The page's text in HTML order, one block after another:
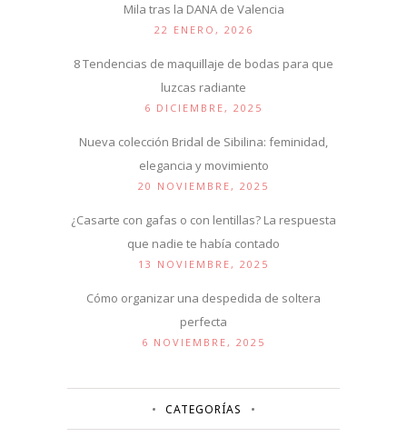
Mila tras la DANA de Valencia
22 ENERO, 2026
8 Tendencias de maquillaje de bodas para que
luzcas radiante
6 DICIEMBRE, 2025
Nueva colección Bridal de Sibilina: feminidad,
elegancia y movimiento
20 NOVIEMBRE, 2025
¿Casarte con gafas o con lentillas? La respuesta
que nadie te había contado
13 NOVIEMBRE, 2025
Cómo organizar una despedida de soltera
perfecta
6 NOVIEMBRE, 2025
CATEGORÍAS